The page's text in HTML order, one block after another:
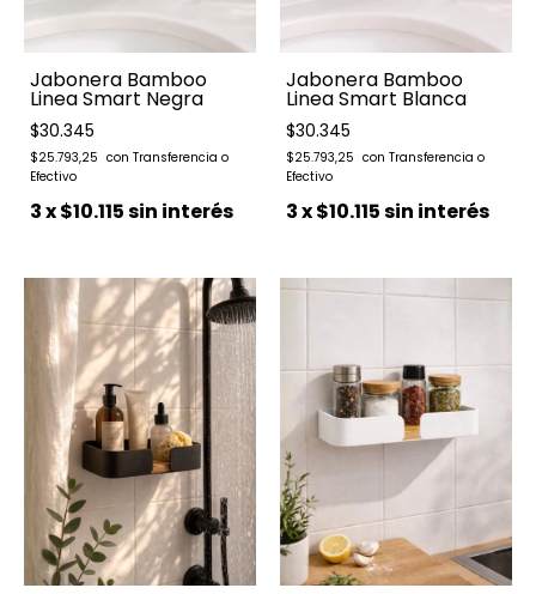
Jabonera Bamboo
Linea Smart Negra
$30.345
$25.793,25
3x$10.115sin interés
Jabonera Bamboo
Linea Smart Blanca
$30.345
$25.793,25
3x$10.115sin interés